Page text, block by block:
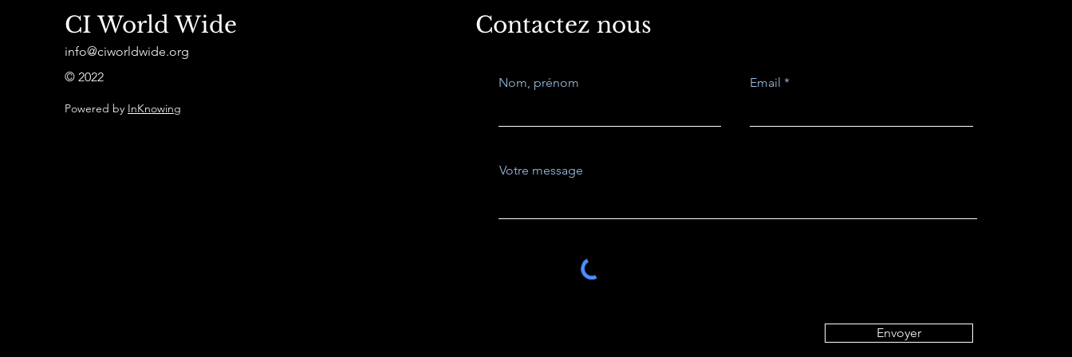
CI World Wide
info@ciworldwide.org
© 2022
Powered by InKnowing
Contactez nous
Nom, prénom Email
Votre message
Envoyer